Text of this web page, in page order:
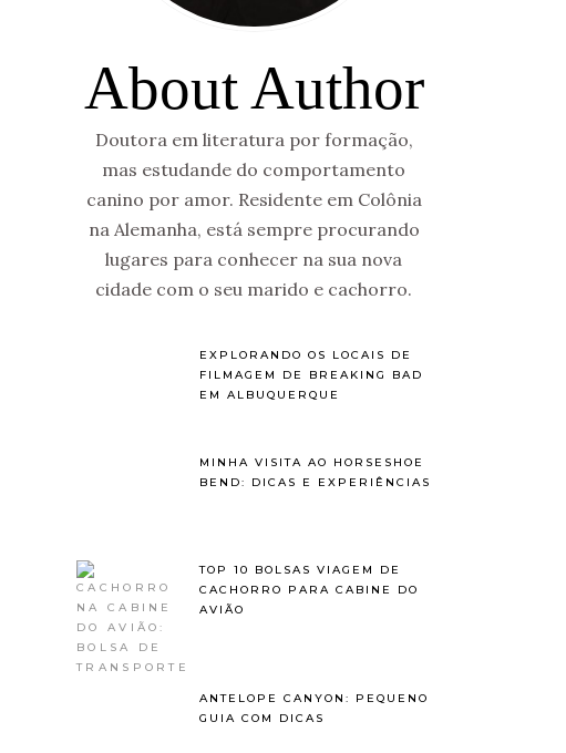
About Author
Doutora em literatura por formação,
mas estudande do comportamento
canino por amor. Residente em Colônia
na Alemanha, está sempre procurando
lugares para conhecer na sua nova
cidade com o seu marido e cachorro.
EXPLORANDO OS LOCAIS DE
FILMAGEM DE BREAKING BAD
EM ALBUQUERQUE
MINHA VISITA AO HORSESHOE
BEND: DICAS E EXPERIÊNCIAS
TOP 10 BOLSAS VIAGEM DE
CACHORRO PARA CABINE DO
AVIÃO
ANTELOPE CANYON: PEQUENO
GUIA COM DICAS